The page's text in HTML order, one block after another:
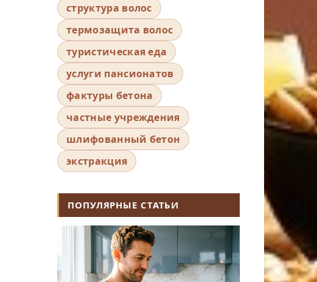
структура волос
термозащита волос
туристическая еда
услуги пансионатов
фактуры бетона
частные учреждения
шлифованный бетон
экстракция
ПОПУЛЯРНЫЕ СТАТЬИ